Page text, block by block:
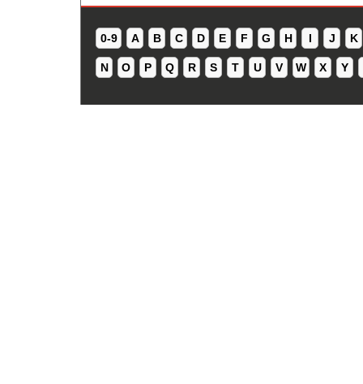
0-9 A B C D E F G H I J K
N O P Q R S T U V W X Y